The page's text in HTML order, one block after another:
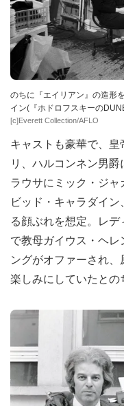
のちに『エイリアン』の造形
イン(『ホドロフスキーの
[c]Everett Collection/AFLO
キャストも豪華で、
リ、ハルコンネン男
ラウサにミック・ジ
ビッド・キャラダイ
る顔ぶれを想定。レ
で教母ガイウス・ヘレ
ングがオファーされ
楽しみにしていたとの